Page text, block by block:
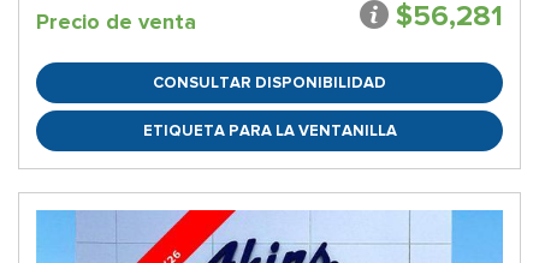
Precio de venta $56,281
CONSULTAR DISPONIBILIDAD
ETIQUETA PARA LA VENTANILLA